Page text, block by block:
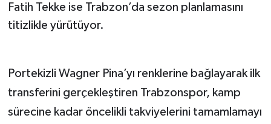
Fatih Tekke ise Trabzon’da sezon planlamasını
titizlikle yürütüyor.
Portekizli Wagner Pina’yı renklerine bağlayarak ilk
transferini gerçekleştiren Trabzonspor, kamp
sürecine kadar öncelikli takviyelerini tamamlamayı